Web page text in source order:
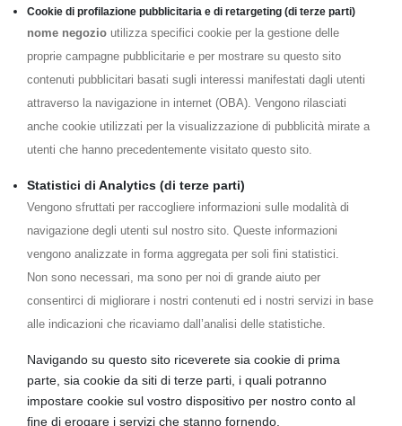
Cookie di profilazione pubblicitaria e di retargeting (di terze parti)
nome negozio utilizza specifici cookie per la gestione delle
proprie campagne pubblicitarie e per mostrare su questo sito
contenuti pubblicitari basati sugli interessi manifestati dagli utenti
attraverso la navigazione in internet (OBA). Vengono rilasciati
anche cookie utilizzati per la visualizzazione di pubblicità mirate a
utenti che hanno precedentemente visitato questo sito.
Statistici di Analytics (di terze parti)
Vengono sfruttati per raccogliere informazioni sulle modalità di
navigazione degli utenti sul nostro sito. Queste informazioni
vengono analizzate in forma aggregata per soli fini statistici.
Non sono necessari, ma sono per noi di grande aiuto per
consentirci di migliorare i nostri contenuti ed i nostri servizi in base
alle indicazioni che ricaviamo dall’analisi delle statistiche.
Navigando su questo sito riceverete sia cookie di prima
parte, sia cookie da siti di terze parti, i quali potranno
impostare cookie sul vostro dispositivo per nostro conto al
fine di erogare i servizi che stanno fornendo.